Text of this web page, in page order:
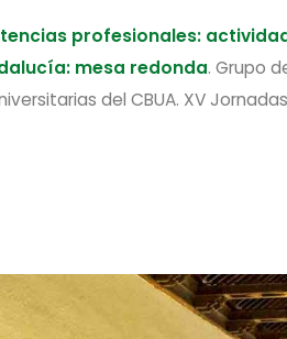
profesionales:
mesa redonda. Grupo
del CBUA. XV